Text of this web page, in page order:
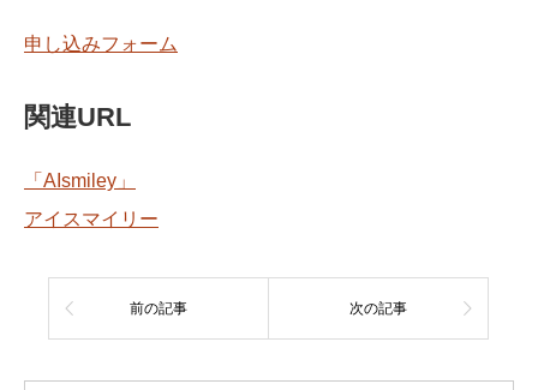
申し込みフォーム
関連URL
「AIsmiley」
アイスマイリー
前の記事 次の記事